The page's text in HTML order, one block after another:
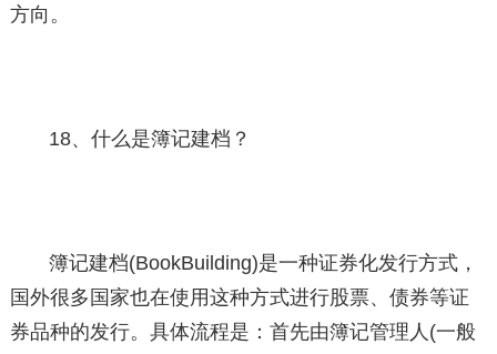
方向。
18、什么是簿记建档？
簿记建档(BookBuilding)是一种证券化发行方式，
国外很多国家也在使用这种方式进行股票、债券等证
券品种的发行。具体流程是：首先由簿记管理人(一般